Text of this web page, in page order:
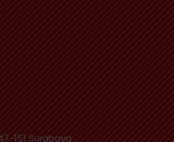
151 Surabaya